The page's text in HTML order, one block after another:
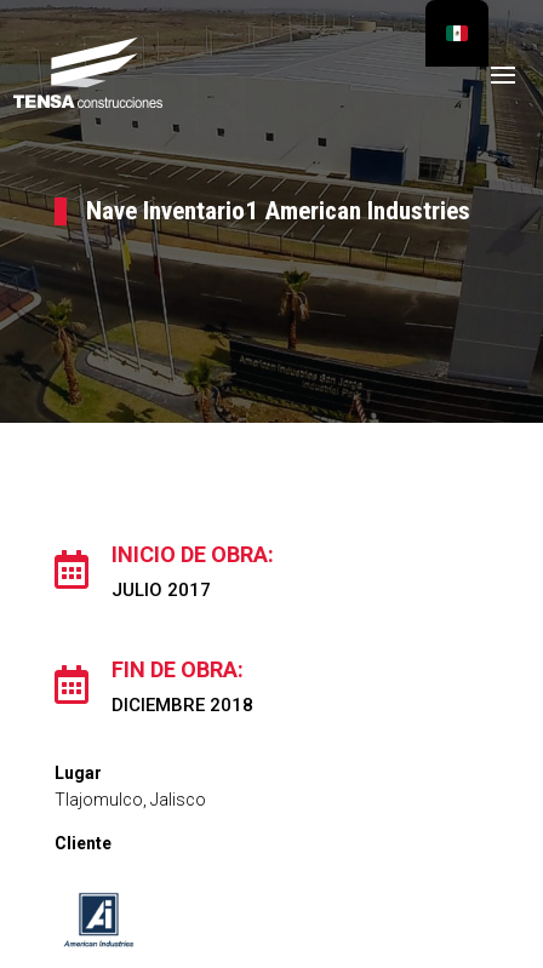
Nave Inventario1 American Industries
 INICIO DE OBRA:
JULIO 2017
 FIN DE OBRA:
DICIEMBRE 2018
Lugar
Tlajomulco, Jalisco
Cliente